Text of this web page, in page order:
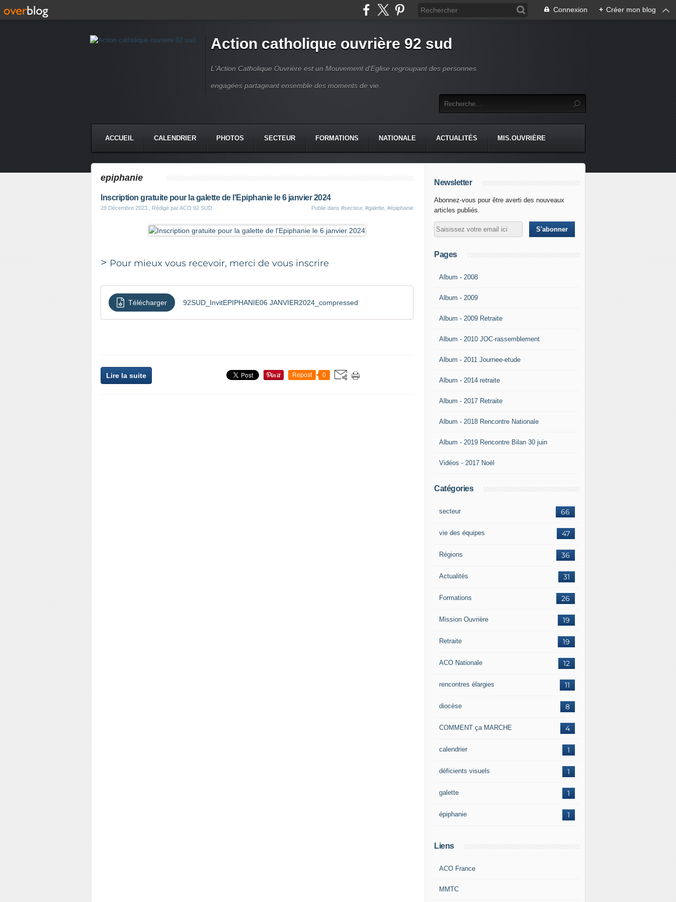
Connexion + Créer mon blog
Action catholique ouvrière 92 sud
L'Action Catholique Ouvrière est un Mouvement d'Eglise regroupant des personnes
engagées partageant ensemble des moments de vie.
ACCUEIL CALENDRIER PHOTOS SECTEUR FORMATIONS NATIONALE ACTUALITÉS MIS.OUVRIÈRE
epiphanie
Inscription gratuite pour la galette de l'Epiphanie le 6 janvier 2024
28 Décembre 2023 , Rédigé par ACO 92 SUD Publié dans #secteur, #galette #épiphanie
> Pour mieux vous recevoir, merci de vous inscrire
Télécharger 92SUD_InvitEPIPHANIE06 JANVIER2024_compressed
Lire la suite Repost 0
Newsletter
Abonnez-vous pour être averti des nouveaux
articles publiés.
Pages
Album - 2008
Album - 2009
Album - 2009 Retraite
Album - 2010 JOC-rassemblement
Album - 2011 Journee-etude
Album - 2014 retraite
Album - 2017 Retraite
Album - 2018 Rencontre Nationale
Album - 2019 Rencontre Bilan 30 juin
Vidéos - 2017 Noël
Catégories
66
secteur
47
vie des équipes
36
Régions
31
Actualités
26
Formations
19
Mission Ouvrière
19
Retraite
12
ACO Nationale
11
rencontres élargies
8
diocèse
4
COMMENT ça MARCHE
1
calendrier
1
déficients visuels
1
galette
1
épiphanie
Liens
ACO France
MMTC